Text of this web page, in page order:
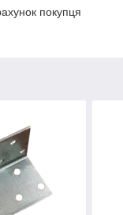
покупця